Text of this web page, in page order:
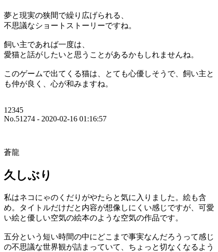
夢と現実の狭間で繰り広げられる、
不思議なショートストーリーですね。
飼い主であれば一度は、
愛猫と話がしたいと思うことがあるかもしれませんね。
このゲームで出てくる猫は、とても心優しそうで、飼い主と
も仲が良く、心が和みますね。
12345
No.51274 - 2020-02-16 01:16:57
蒼龍
久しぶり
私はネコにゃのくだりがやたらと気に入りました。絵も含
め。タイトルだけだと内容が想像しにくい感じですが、可愛
い絵と優しい空気の絵本のような空気の作品です。
五分という短い時間の中にどこまで事実なんだろうって感じ
の不思議な世界観が詰まっていて、ちょっと切なくなるよう